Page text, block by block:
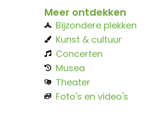
Meer ontdekken
Bijzondere plekken
Kunst & cultuur
Concerten
Musea
Theater
Foto's en video's